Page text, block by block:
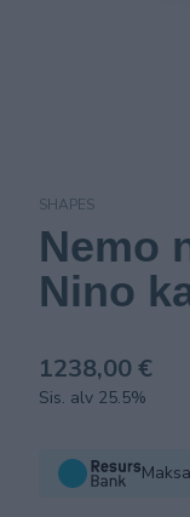
SHAPES
Nemo
Nino
1238,00 €
Sis. alv 25.5%